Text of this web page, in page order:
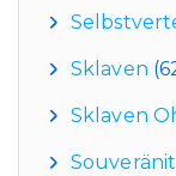
Sklaven
Sklaven